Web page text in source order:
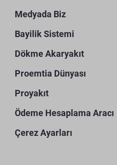
Medyada Biz
Bayilik Sistemi
Dökme Akaryakıt
Proemtia Dünyası
Proyakıt
Ödeme Hesaplama Aracı
Çerez Ayarları